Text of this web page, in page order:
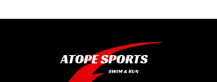
múltiples
se
pueden